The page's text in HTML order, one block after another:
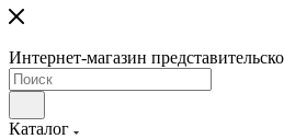
Интернет-магазин
Каталог